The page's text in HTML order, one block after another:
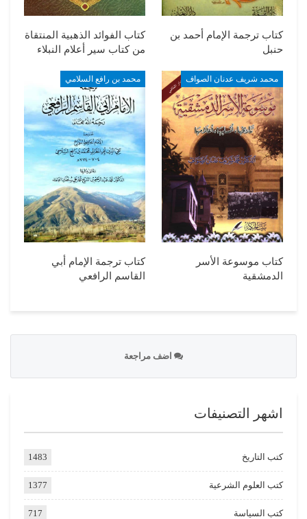
كتاب ترجمة الإمام أحمد بن
حنبل
كتاب الفوائد الذهبية المنتقاة
من كتاب سير أعلام النبلاء
محمد شريف عدنان الصواف
كتاب موسوعة الأسر
الدمشقية
محمد بن رافع السلامي
كتاب ترجمة الإمام أبي
القاسم الرافعي
اضف مراجعة
اشهر التصنيفات
كتب التاريخ 1483
كتب العلوم الشرعية 1377
كتب السياسة 717